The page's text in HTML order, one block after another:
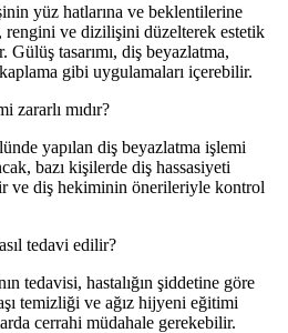
yüz hatlarına ve beklentilerine
ve dizilişini düzelterek estetik
tasarımı, diş beyazlatma,
gibi uygulamaları içerebilir.
zararlı mıdır?
yapılan diş beyazlatma işlemi
bazı kişilerde diş hassasiyeti
ve diş hekiminin önerileriyle kontrol
tedavi edilir?
tedavisi, hastalığın şiddetine göre
temizliği ve ağız hijyeni eğitimi
cerrahi müdahale gerekebilir.